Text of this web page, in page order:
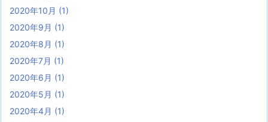
2020年10月 (1)
2020年9月 (1)
2020年8月 (1)
2020年7月 (1)
2020年6月 (1)
2020年5月 (1)
2020年4月 (1)